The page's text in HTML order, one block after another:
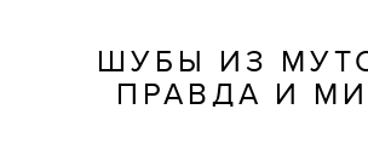
ШУБЫ ИЗ
ПРАВДА И